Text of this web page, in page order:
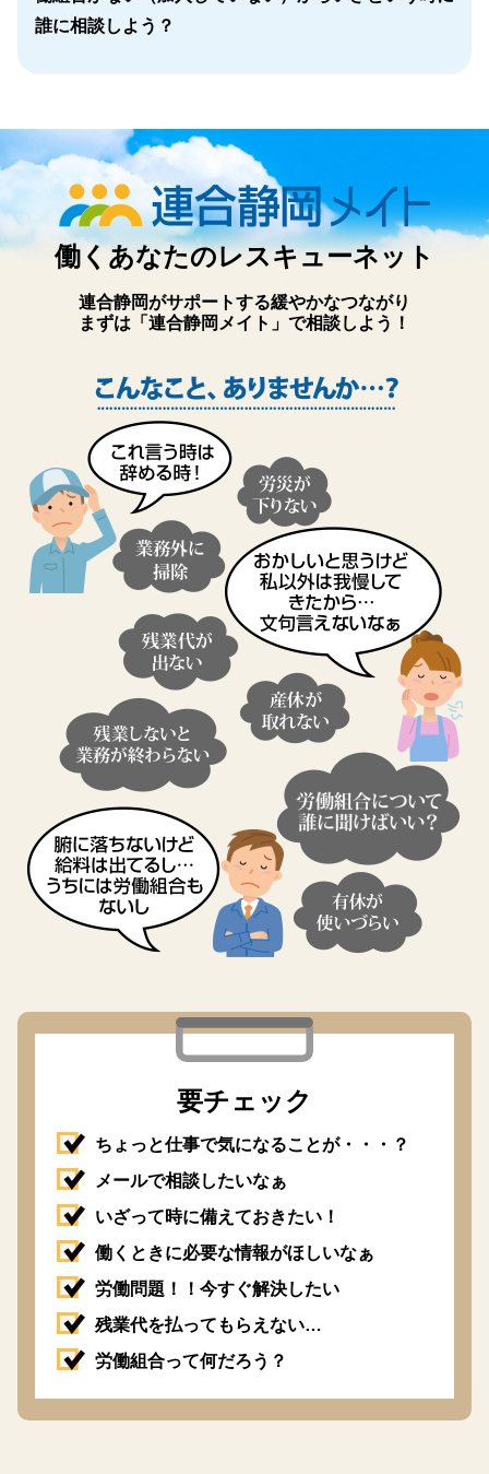
誰に相談しよう？
働くあなたのレスキューネット
連合静岡がサポートする緩やかなつながり
まずは「連合静岡メイト」で相談しよう！
要チェック
ちょっと仕事で気になることが・・・？
メールで相談したいなぁ
いざって時に備えておきたい！
働くときに必要な情報がほしいなぁ
労働問題！！今すぐ解決したい
残業代を払ってもらえない…
労働組合って何だろう？